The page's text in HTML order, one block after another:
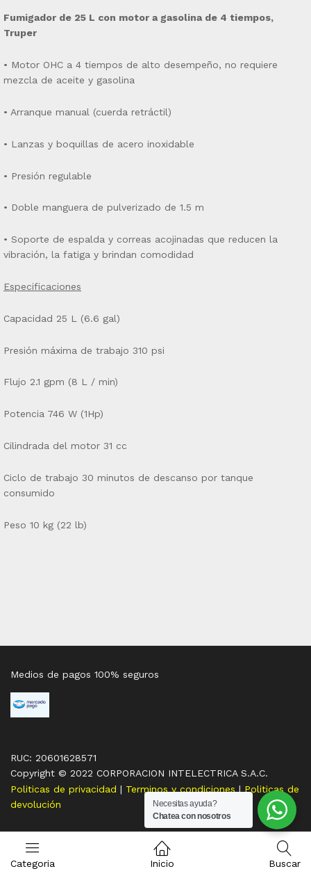
Fumigador de 25 L con motor a gasolina de 4 tiempos,
Truper
• Motor OHC a 4 tiempos de alto desempeño, no requiere
mezcla de aceite y gasolina
• Arranque manual (cuerda retráctil)
• Lanzas y boquillas de acero inoxidable
• Presión regulable
• Doble manguera de pulverizado de 1.5 m
• Soporte de espalda y correas acojinadas que reducen la
vibración, la fatiga y brindan comodidad
Especificaciones
Capacidad 25 L (6.6 gal)
Presión máxima de trabajo 310 psi
Flujo 2.1 gpm (8 L / min)
Potencia 746 W (1Hp)
Cilindrada del motor 31 cc
Ciclo de trabajo 30 minutos de descanso por tanque
consumido
Peso 10 kg (22 lb)
RUC: 20601628571
Copyright © 2022 CORPORACION INTELECTRICA S.A.C.
Medios de pagos 100% seguros
Politicas de privacidad | Terminos y condiciones|Politicas de
devolución
Necesitas ayuda?
Chatea con nosotros
Categoria Inicio Buscar